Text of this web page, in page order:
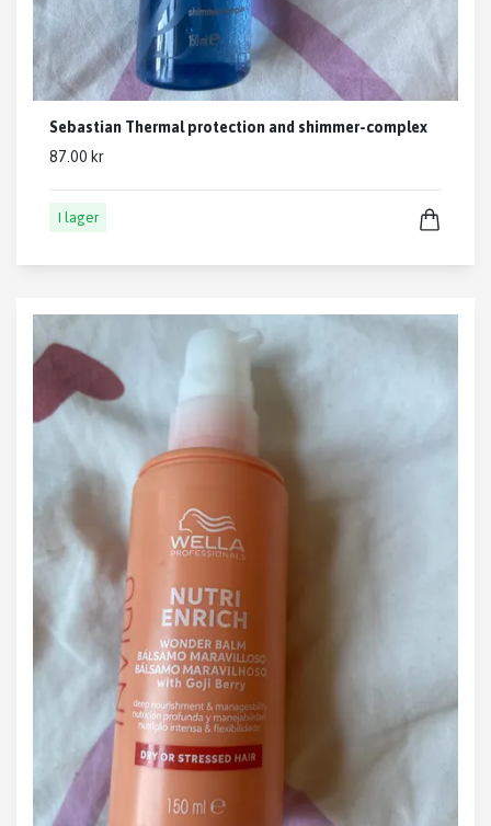
Sebastian Thermal protection and shimmer-complex
87.00 kr
I lager